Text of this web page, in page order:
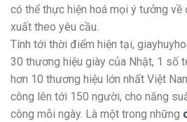
có thể thực hiện hoá mọi ý tưởng
xuất theo yêu cầu.
Tính tới thời điểm hiện tại,
30 thương hiệu giày của Nhật, 1 số
hơn 10 thương hiệu lớn nhất Việt
công lên tới 150 người, cho năng
công mỗi ngày. Là một trong những